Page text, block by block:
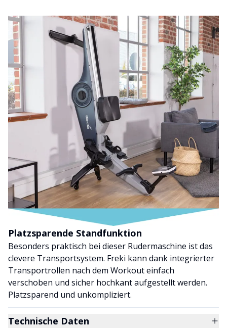
Platzsparende Standfunktion
Besonders praktisch bei dieser Rudermaschine ist das
clevere Transportsystem. Freki kann dank integrierter
Transportrollen nach dem Workout einfach
verschoben und sicher hochkant aufgestellt werden.
Platzsparend und unkompliziert.
Technische Daten